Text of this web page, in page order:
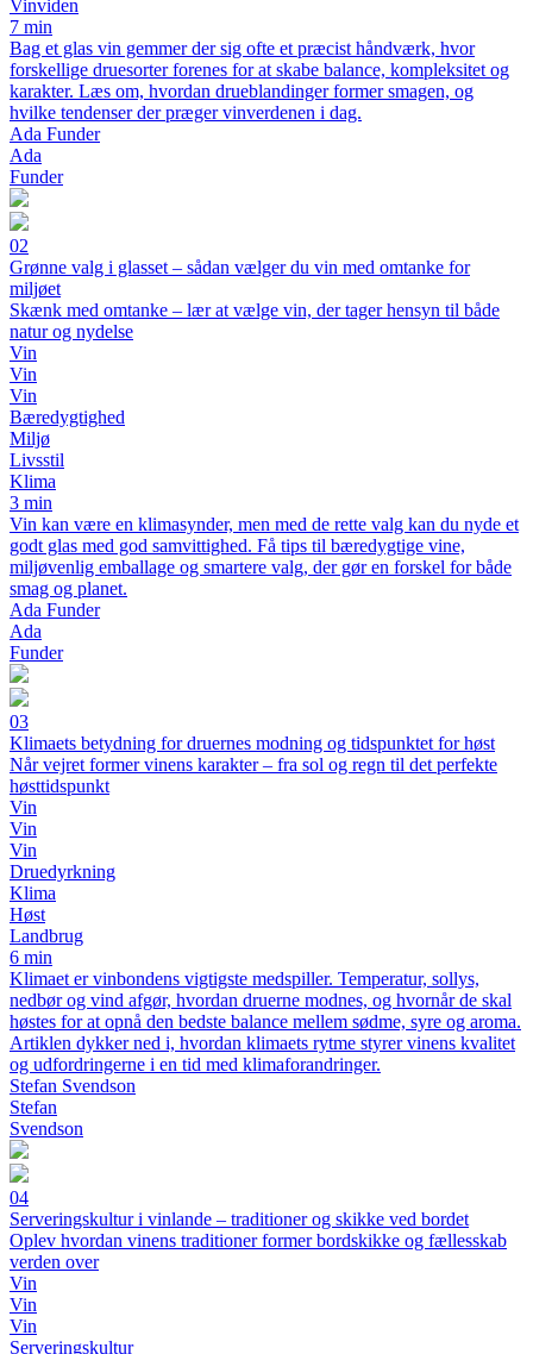
Vinviden
7 min
Bag et glas vin gemmer der sig ofte et præcist håndværk, hvor
forskellige druesorter forenes for at skabe balance, kompleksitet og
karakter. Læs om, hvordan drueblandinger former smagen, og
hvilke tendenser der præger vinverdenen i dag.
Ada Funder
Ada
Funder
02
Grønne valg i glasset – sådan vælger du vin med omtanke for
miljøet
Skænk med omtanke – lær at vælge vin, der tager hensyn til både
natur og nydelse
Vin
Vin
Vin
Bæredygtighed
Miljø
Livsstil
Klima
3 min
Vin kan være en klimasynder, men med de rette valg kan du nyde et
godt glas med god samvittighed. Få tips til bæredygtige vine,
miljøvenlig emballage og smartere valg, der gør en forskel for både
smag og planet.
Ada Funder
Ada
Funder
03
Klimaets betydning for druernes modning og tidspunktet for høst
Når vejret former vinens karakter – fra sol og regn til det perfekte
høsttidspunkt
Vin
Vin
Vin
Druedyrkning
Klima
Høst
Landbrug
6 min
Klimaet er vinbondens vigtigste medspiller. Temperatur, sollys,
nedbør og vind afgør, hvordan druerne modnes, og hvornår de skal
høstes for at opnå den bedste balance mellem sødme, syre og aroma.
Artiklen dykker ned i, hvordan klimaets rytme styrer vinens kvalitet
og udfordringerne i en tid med klimaforandringer.
Stefan Svendson
Stefan
Svendson
04
Serveringskultur i vinlande – traditioner og skikke ved bordet
Oplev hvordan vinens traditioner former bordskikke og fællesskab
verden over
Vin
Vin
Vin
Serveringskultur